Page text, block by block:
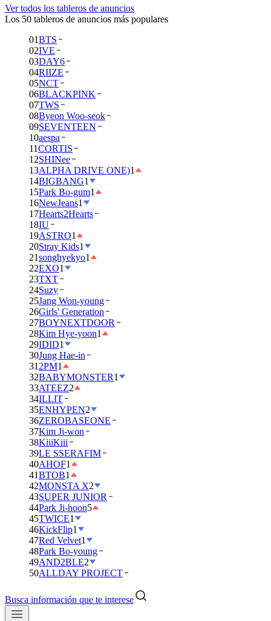
Ver todos los tableros de anuncios
Los 50 tableros de anuncios más populares
01BTS
02IVE
03DAY6
04RIIZE
05NCT
06BLACKPINK
07TWS
08Byeon Woo-seok
09SEVENTEEN
10aespa
11CORTIS
12SHINee
13ALPHA DRIVE ONE)1
14BIGBANG1
15Park Bo-gum1
16NewJeans1
17Hearts2Hearts
18IU
19ASTRO1
20Stray Kids1
21songhyekyo1
22EXO1
23TXT
24Suzy
25Jang Won-young
26Girls' Generation
27BOYNEXTDOOR
28Kim Hye-yoon1
29IDID1
30Jung Hae-in
31 2PM1
32BABYMONSTER1
33ATEEZ2
34ILLIT
35ENHYPEN2
36ZEROBASEONE
37Kim Ji-won
38KiiiKiii
39LE SSERAFIM
40AHOF1
41BTOB1
42MONSTA X2
43SUPER JUNIOR
44Park Ji-hoon5
45TWICE1
46KickFlip1
47Red Velvet1
48Park Bo-young
49AND2BLE2
50ALLDAY PROJECT
Busca información que te interese